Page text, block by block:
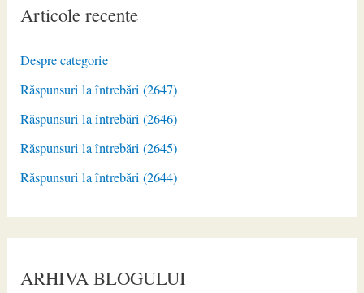
Articole recente
Despre categorie
Răspunsuri la întrebări (2647)
Răspunsuri la întrebări (2646)
Răspunsuri la întrebări (2645)
Răspunsuri la întrebări (2644)
ARHIVA BLOGULUI